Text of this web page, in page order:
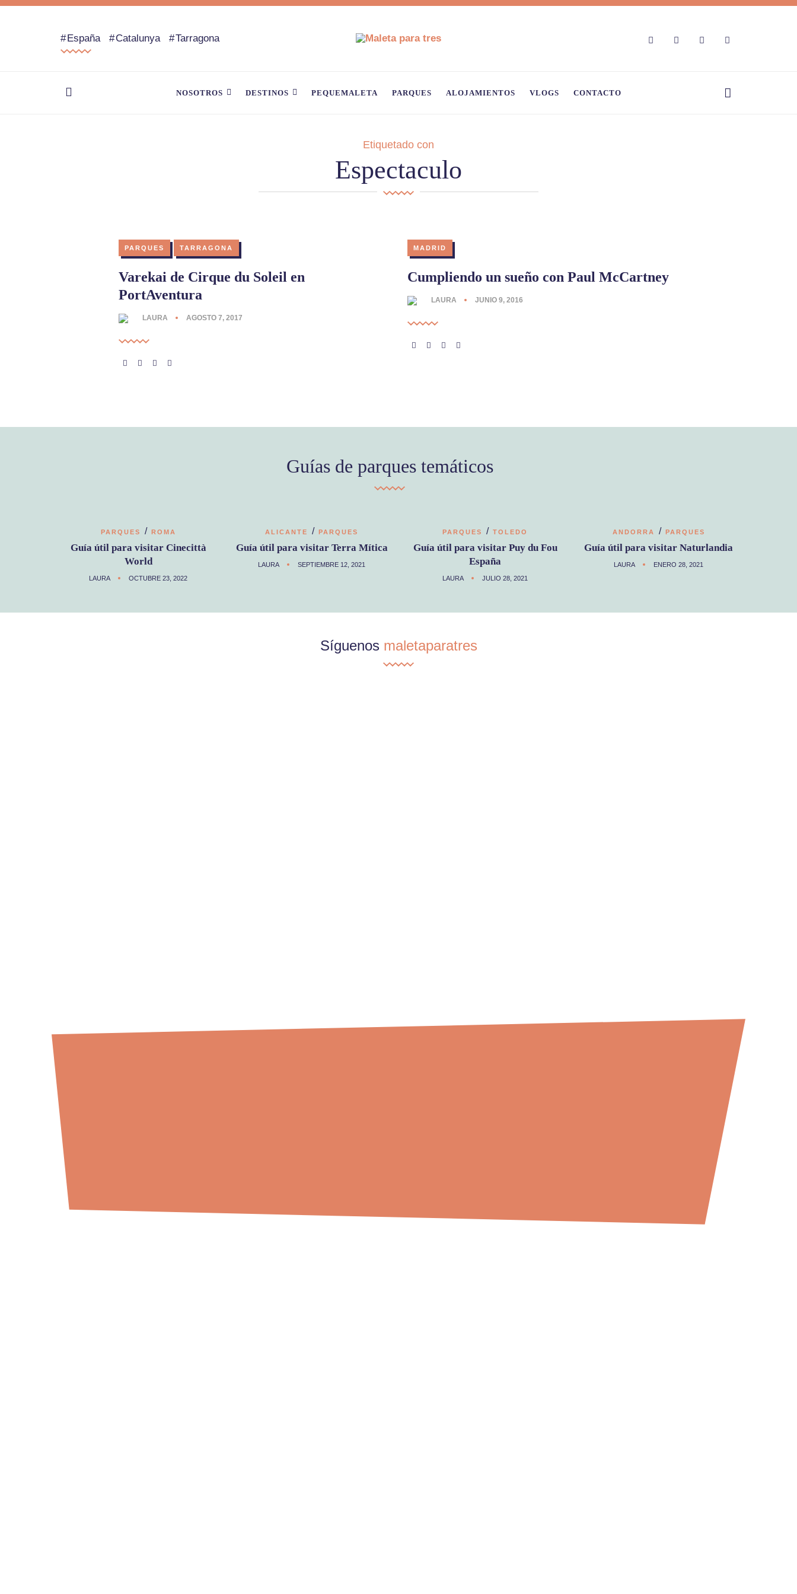
España Catalunya Tarragona
NOSOTROS DESTINOS PEQUEMALETA PARQUES ALOJAMIENTOS VLOGS CONTACTO
Etiquetado con
Espectaculo
PARQUES TARRAGONA
Varekai de Cirque du Soleil en
PortAventura
LAURA AGOSTO 7, 2017
MADRID
Cumpliendo un sueño con Paul McCartney
LAURA JUNIO 9, 2016
Guías de parques temáticos
PARQUES / ROMA
Guía útil para visitar Cinecittà
World
LAURA OCTUBRE 23, 2022
ALICANTE / PARQUES
Guía útil para visitar Terra Mítica
LAURA SEPTIEMBRE 12, 2021
PARQUES / TOLEDO
Guía útil para visitar Puy du Fou
España
LAURA JULIO 28, 2021
ANDORRA / PARQUES
Guía útil para visitar Naturlandia
LAURA ENERO 28, 2021
Síguenos maletaparatres